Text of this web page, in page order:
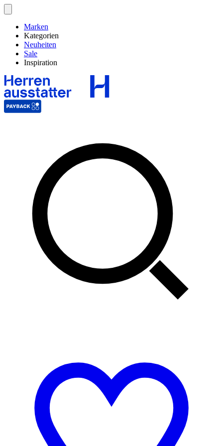
Marken
Kategorien
Neuheiten
Sale
Inspiration